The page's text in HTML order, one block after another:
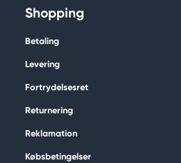
Shopping
Betaling
Levering
Fortrydelsesret
Returnering
Reklamation
Købsbetingelser